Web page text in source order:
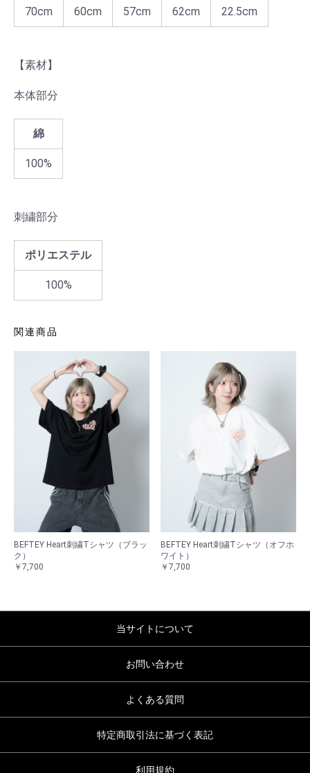
70cm 60cm 57cm 62cm 22.5cm
【素材】
本体部分
綿
100%
刺繍部分
ポリエステル
100%
関連商品
BEFTEY Heart刺繍Tシャツ（ブラッ
ク）
￥7,700
BEFTEY Heart刺繍Tシャツ（オフホ
ワイト）
￥7,700
当サイトについて
お問い合わせ
よくある質問
特定商取引法に基づく表記
利用規約